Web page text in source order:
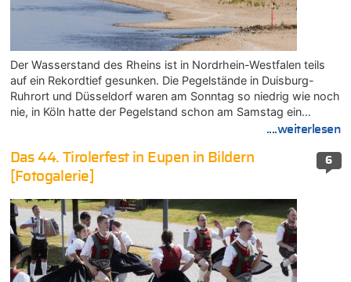
Der Wasserstand des Rheins ist in Nordrhein-Westfalen teils
auf ein Rekordtief gesunken. Die Pegelstände in Duisburg-
Ruhrort und Düsseldorf waren am Sonntag so niedrig wie noch
nie, in Köln hatte der Pegelstand schon am Samstag ein…
....weiterlesen
6
Das 44. Tirolerfest in Eupen in Bildern
[Fotogalerie]